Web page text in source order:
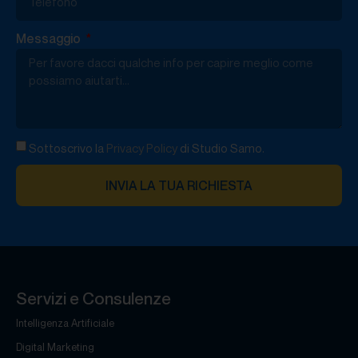
Messaggio
Sottoscrivo la Privacy Policy di Studio Samo.
INVIA LA TUA RICHIESTA
Servizi e Consulenze
Intelligenza Artificiale
Digital Marketing